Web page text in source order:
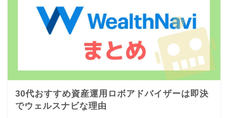
30代おすすめ資産運用ロボアドバイザーは即決
でウェルスナビな理由